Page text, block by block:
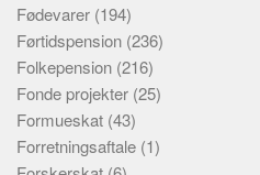
Fødevarer (194)
Førtidspension (236)
Folkepension (216)
Fonde projekter (25)
Formueskat (43)
Forretningsaftale (1)